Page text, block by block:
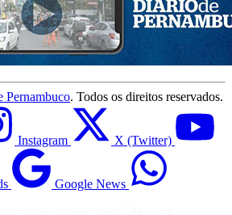
Pernambuco. Todos os direitos reservados.
Instagram X (Twitter)
Google News